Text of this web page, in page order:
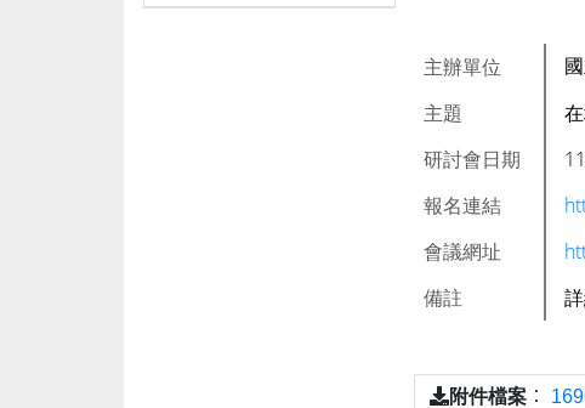
主辦單位
主題
研討會日期
報名連結
會議網址
備註
附件檔案 ：